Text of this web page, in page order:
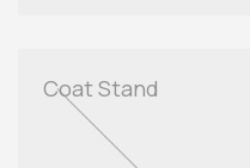
Coat Stand